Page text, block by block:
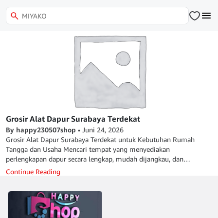
Grosir Alat Dapur Surabaya Terdekat
By happy230507shop • Juni 24, 2026
Grosir Alat Dapur Surabaya Terdekat untuk Kebutuhan Rumah
Tangga dan Usaha Mencari tempat yang menyediakan
perlengkapan dapur secara lengkap, mudah dijangkau, dan
terpercaya di Surabaya menjadi kebutuhan penting, baik untuk
rumah tangga, usaha kuliner, maupun bisnis retail. Ketersediaan
memasak menjadi lebih efisien, tetapi juga mendukung
produktivitas usaha agar berjalan lebih lancar. Di tengah banyaknya
Continue Reading